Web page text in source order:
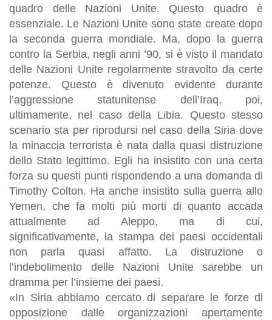
quadro delle Nazioni Unite. Questo quadro è
essenziale. Le Nazioni Unite sono state create dopo
la seconda guerra mondiale. Ma, dopo la guerra
contro la Serbia, negli anni ’90, si è visto il mandato
delle Nazioni Unite regolarmente stravolto da certe
potenze. Questo è divenuto evidente durante
l’aggressione statunitense dell’Iraq, poi,
ultimamente, nel caso della Libia. Questo stesso
scenario sta per riprodursi nel caso della Siria dove
la minaccia terrorista è nata dalla quasi distruzione
dello Stato legittimo. Egli ha insistito con una certa
forza su questi punti rispondendo a una domanda di
Timothy Colton. Ha anche insistito sulla guerra allo
Yemen, che fa molti più morti di quanto accada
attualmente ad Aleppo, ma di cui,
significativamente, la stampa dei paesi occidentali
non parla quasi affatto. La distruzione o
l’indebolimento delle Nazioni Unite sarebbe un
dramma per l’insieme dei paesi.
«In Siria abbiamo cercato di separare le forze di
opposizione dalle organizzazioni apertamente